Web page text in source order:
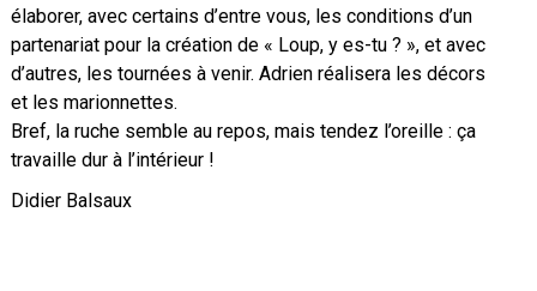
élaborer, avec certains d’entre vous, les conditions d’un
partenariat pour la création de « Loup, y es-tu ? », et avec
d’autres, les tournées à venir. Adrien réalisera les décors
et les marionnettes.
Bref, la ruche semble au repos, mais tendez l’oreille : ça
travaille dur à l’intérieur !
Didier Balsaux